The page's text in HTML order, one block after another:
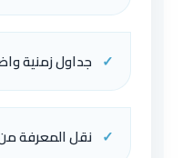
✓ جداول زمنية
✓ نقل المعرفة